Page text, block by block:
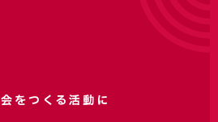
をつくる活動に